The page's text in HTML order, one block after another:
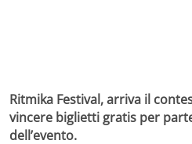
Ritmika Festival, arriva il
vincere biglietti gratis per
dell’evento.